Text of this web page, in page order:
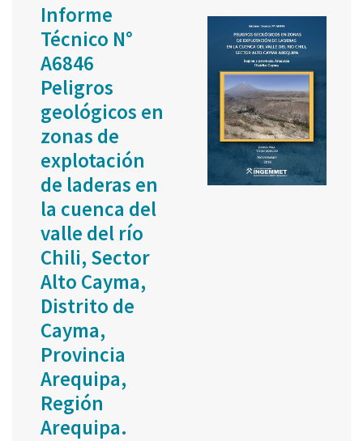
Informe
Técnico N°
A6846
Peligros
geológicos en
zonas de
explotación
de laderas en
la cuenca del
valle del río
Chili, Sector
Alto Cayma,
Distrito de
Cayma,
Provincia
Arequipa,
Región
Arequipa.